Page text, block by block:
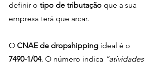
definir o tipo de tributação que a sua
empresa terá que arcar.
O CNAE de dropshipping ideal é o
7490-1/04. O número indica “atividades